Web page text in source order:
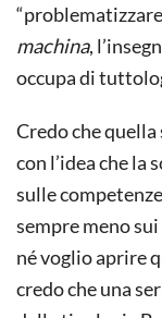
machina,
occupa di
Credo che
con l’idea che la
sulle
sempre meno
né voglio aprire
credo che una